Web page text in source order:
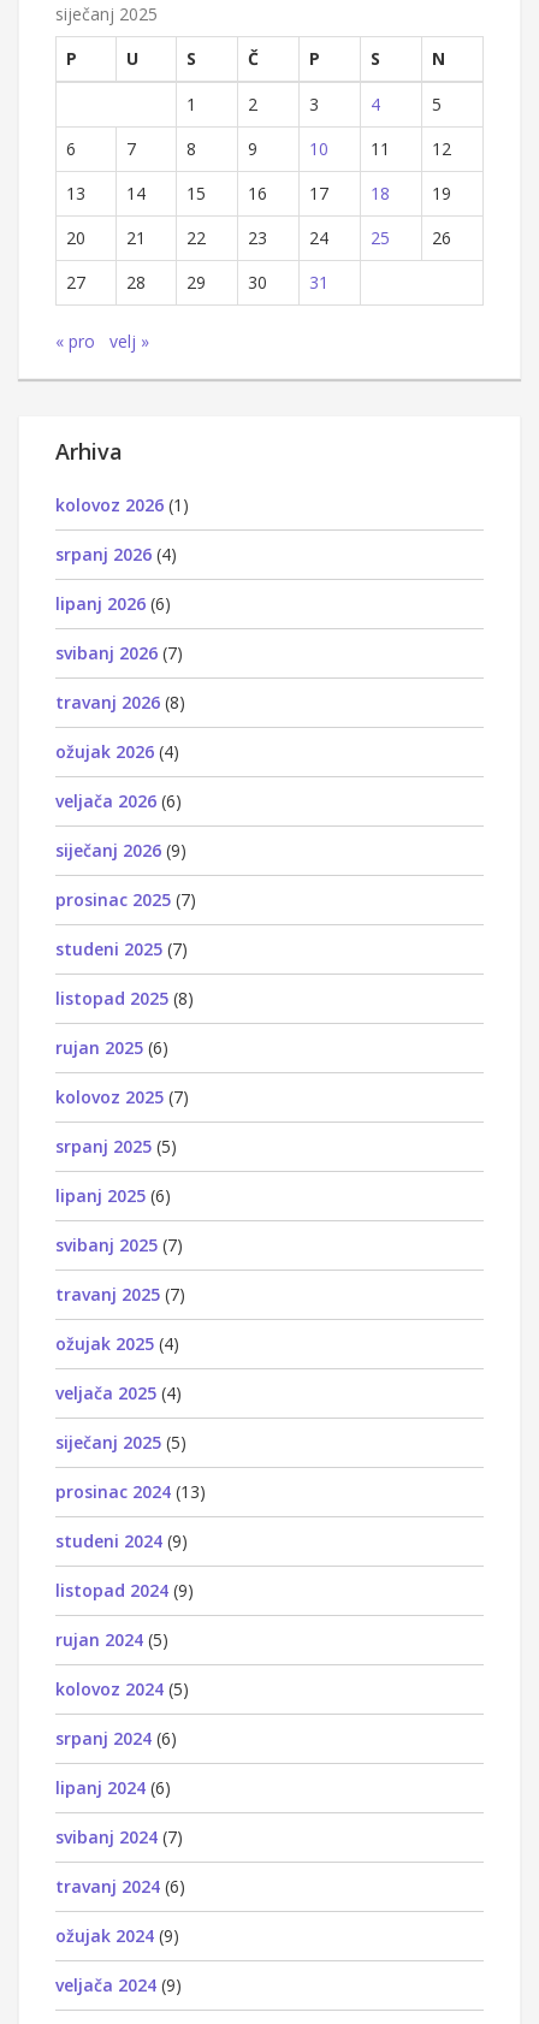
siječanj 2025
P
U S Č P S
N
1
2 3 4
5
6
7 8 9 10 11
12
13
14 15 16 17 18
19
20
21 22 23 24 25
26
27
28 29 30 31
« pro velj »
Arhiva
kolovoz 2026 (1)
srpanj 2026 (4)
lipanj 2026 (6)
svibanj 2026 (7)
travanj 2026 (8)
ožujak 2026 (4)
veljača 2026 (6)
siječanj 2026 (9)
prosinac 2025 (7)
studeni 2025 (7)
listopad 2025 (8)
rujan 2025 (6)
kolovoz 2025 (7)
srpanj 2025 (5)
lipanj 2025 (6)
svibanj 2025 (7)
travanj 2025 (7)
ožujak 2025 (4)
veljača 2025 (4)
siječanj 2025 (5)
prosinac 2024 (13)
studeni 2024 (9)
listopad 2024 (9)
rujan 2024 (5)
kolovoz 2024 (5)
srpanj 2024 (6)
lipanj 2024 (6)
svibanj 2024 (7)
travanj 2024 (6)
ožujak 2024 (9)
veljača 2024 (9)